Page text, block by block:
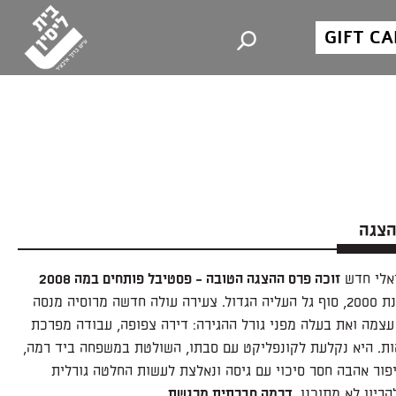
GIFT
חדש זוכה פרס ההצגה הטובה - פסטיבל פותחים במה 2008
ישראל, שנת 2000, סוף גל העליה הגדול. צעירה עולה חדשה מרוסיה מנסה
ואת בעלה מפני גורל ההגירה: דירה צפופה, עבודה מפרכת
היא נקלעת לקונפליקט עם סבתו, השולטת במשפחה ביד רמה,
אהבה חסר סיכוי עם גיסה ונאלצת לעשות החלטה גורלית